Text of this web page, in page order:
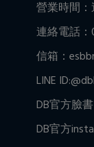
營業時間
連絡電話
信箱：
LINE
DB官方臉書
DB官方